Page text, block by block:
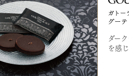
ダー
を感